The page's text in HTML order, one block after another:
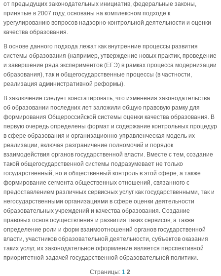
от предыдущих законодательных инициатив, федеральные законы,
принятые в 2007 году, основаны на комплексном подходе к
урегулированию вопросов надзорно-контрольной деятельности и оценки
качества образования.
В основе данного подхода лежат как внутренние процессы развития
системы образования (например, утверждение новых практик, проведение
и завершение ряда экспериментов (ЕГЭ) в рамках процесса модернизации
образования), так и общегосударственные процессы (в частности,
реализация административной реформы).
В заключение следует констатировать, что изменения законодательства
об образовании последних лет заложили общую правовую рамку для
формирования Общероссийской системы оценки качества образования. В
первую очередь определены формат и содержание контрольных процедур
в сфере образования и организационно-управленческая модель их
реализации, включая разграничение полномочий и порядок
взаимодействия органов государственной власти. Вместе с тем, создание
такой общегосударственной системы подразумевает не только
государственный, но и общественный контроль в этой сфере, а также
формирование сегмента общественных отношений, связанного с
предоставлением различных сервисных услуг как государственными, так и
негосударственными организациями в сфере оценки деятельности
образовательных учреждений и качества образования. Создание
правовых основ осуществления и развития таких сервисов, а также
определение роли и форм взаимоотношений органов государственной
власти, участников образовательной деятельности, субъектов оказания
таких услуг, их законодательное оформление является перспективной
приоритетной задачей государственной образовательной политики.
Страницы: 1 2